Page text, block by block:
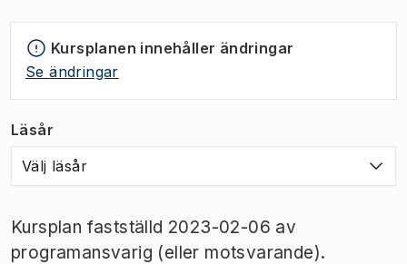
Kursplanen innehåller ändringar
Se ändringar
Läsår
Välj läsår
Kursplan fastställd 2023-02-06 av
programansvarig (eller motsvarande).